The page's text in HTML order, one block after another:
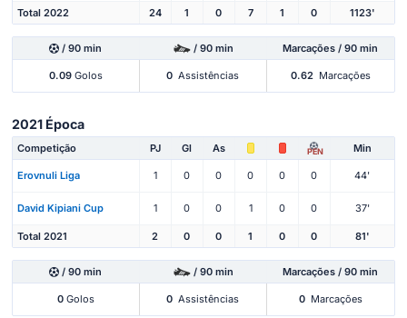
Total 2022 24 1 0 7 1 0 1123'
/ 90 min / 90 min Marcações / 90 min
0.09Golos 0 Assistências 0.62 Marcações
2021 Época
Competição PJ Gl As PEN Min
Erovnuli Liga 1 0 0 0 0 0 44'
David Kipiani Cup 1 0 0 1 0 0 37'
Total 2021 2 0 0 1 0 0 81'
/ 90 min / 90 min Marcações / 90 min
0Golos 0 Assistências 0 Marcações